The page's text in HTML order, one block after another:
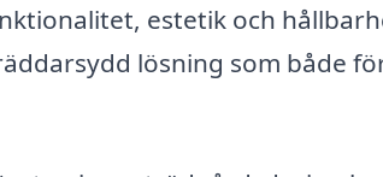
estetik och
lösning som både